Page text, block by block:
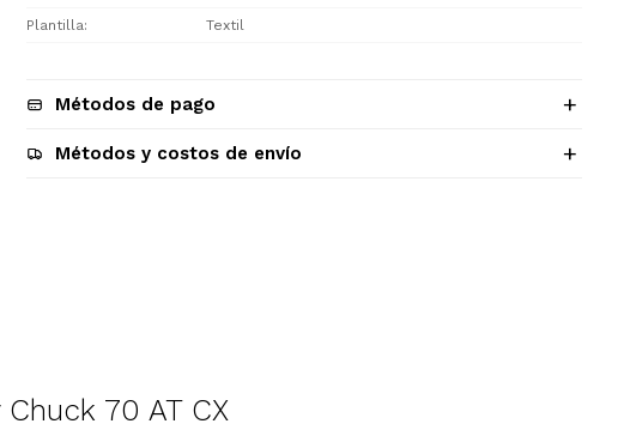
Plantilla Textil
Métodos de pago
Métodos y costos de envío
70 AT CX